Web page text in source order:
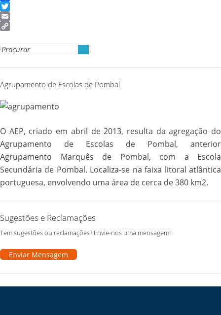
Facebook
Twitter
Email
Link
Search
Agrupamento de Escolas de Pombal
O AEP, criado em abril de 2013, resulta da agregação do
Agrupamento de Escolas de Pombal, anterior
Agrupamento Marquês de Pombal, com a Escola
Secundária de Pombal. Localiza-se na faixa litoral atlântica
portuguesa, envolvendo uma área de cerca de 380 km2.
Sugestões e Reclamações
Tem sugestões ou reclamações? Envie-nos uma mensagem!
Enviar Mensagem